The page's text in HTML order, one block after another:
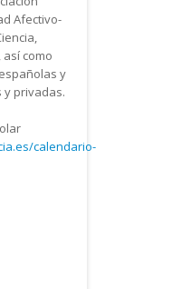
Afectivo-
como
y
y privadas.
calendario-